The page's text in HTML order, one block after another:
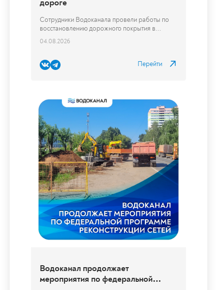
Установка новых люков колодцев на
дороге
Сотрудники Водоканала провели работы по
восстановлению дорожного покрытия в...
04.08.2026